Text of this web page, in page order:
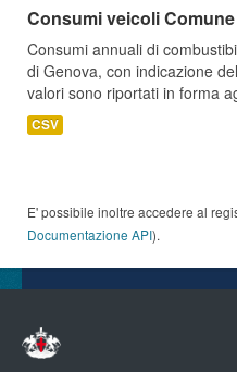
Consumi veicoli
Consumi annuali di
di Genova, con indicazione
valori sono riportati in forma
CSV
E' possibile inoltre accedere al
Documentazione API).